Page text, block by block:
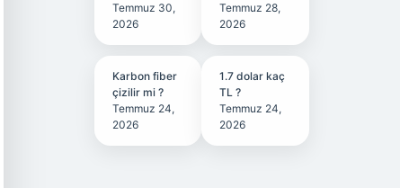
Temmuz 30,
2026
Temmuz 28,
2026
Karbon fiber
çizilir mi ?
Temmuz 24,
2026
1.7 dolar kaç
TL ?
Temmuz 24,
2026